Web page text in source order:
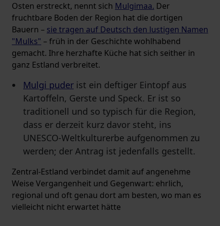
Osten erstreckt, nennt sich Mulgimaa. Der
fruchtbare Boden der Region hat die dortigen
Bauern – sie tragen auf Deutsch den lustigen Namen
"Mulks" – früh in der Geschichte wohlhabend
gemacht. Ihre herzhafte Küche hat sich seither in
ganz Estland verbreitet.
Mulgi puder ist ein deftiger Eintopf aus
Kartoffeln, Gerste und Speck. Er ist so
traditionell und so typisch für die Region,
dass er derzeit kurz davor steht, ins
UNESCO-Weltkulturerbe aufgenommen zu
werden; der Antrag ist jedenfalls gestellt.
Zentral-Estland verbindet damit auf angenehme
Weise Vergangenheit und Gegenwart: ehrlich,
regional und oft genau dort am besten, wo man es
vielleicht nicht erwartet hätte